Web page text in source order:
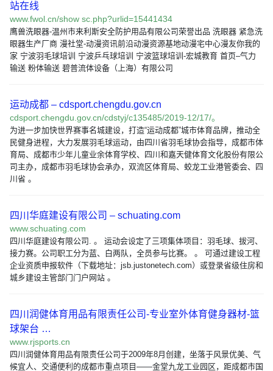
站在线
www.fwol.cn/show sc.php?urlid=15441434
鹰兽洗眼器-温州市来利斯安全防护用品有限公司荣誉出品 洗眼器 紧急洗
眼器生产厂商 漫社堂-动漫资讯前沿动漫资源基地动漫宅中心漫友你我的
家 宁波羽毛球培训 宁波乒乓球培训 宁波篮球培训-宏城教育 首页–气力
输送 粉体输送 碧普流体设备（上海）有限公司
运动成都 – cdsport.chengdu.gov.cn
cdsport.chengdu.gov.cn/cdstyj/c135485/2019-12/17/。
为进一步加快世界赛事名城建设，打造“运动成都”城市体育品牌，推动全
民健身进程，大力发展羽毛球运动，由四川省羽毛球协会指导，成都市体
育局、成都市少年儿童业余体育学校、四川和嘉天健体育文化股份有限公
司主办，成都市羽毛球协会承办，双流区体育局、蛟龙工业港管委会、四
川省 。
四川华庭建设有限公司 – schuating.com
www.schuating.com
四川华庭建设有限公司. 。 运动会设定了三项集体项目：羽毛球、拔河、
接力赛。公司职工分为蓝、白两队，全员参与比赛。 。 可通过建设工程
企业资质申报软件（下载地址：jsb.justonetech.com）或登录省级住房和
城乡建设主管部门门户网站 。
四川润健体育用品有限责任公司-专业室外体育健身器材-篮
球架台 …
www.rjsports.cn
四川润健体育用品有限责任公司于2009年8月创建，坐落于风景优美、气
候宜人、交通便利的成都市重点项目——金堂九龙工业园区，距成都市国